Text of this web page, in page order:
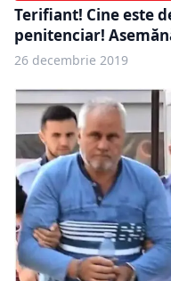
Terifiant! Cine este
penitenciar!
26 decembrie 2019